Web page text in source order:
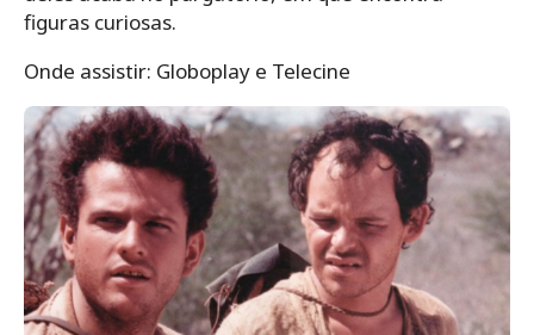
figuras curiosas.
Onde assistir: Globoplay e Telecine